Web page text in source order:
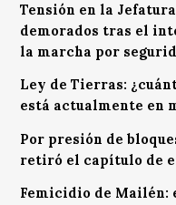
Tensión en la
demorados tras el
la marcha por
Ley de Tierras:
está actualmente en
Por presión de
retiró el capítulo de
Femicidio de Mailén: